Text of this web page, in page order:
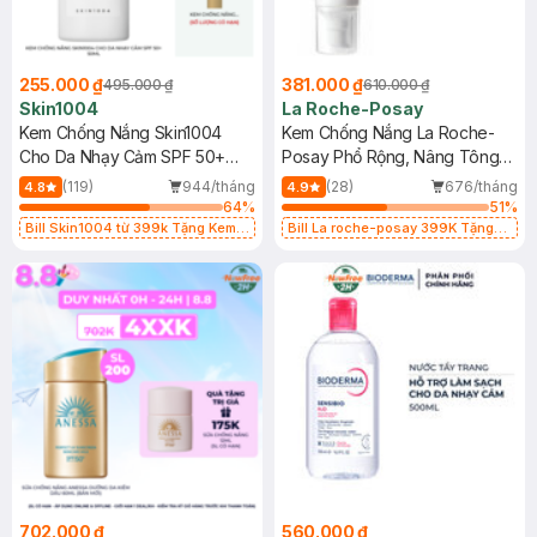
255.000 ₫495.000 ₫
Skin1004
Kem Chống Nắng Skin1004
Cho Da Nhạy Cảm SPF 50+
50ml
4.8 (119)
944/tháng
64%
Bill Skin1004 từ 399k Tặng Kem
SPF 50+ 20ml (SL Có Hạn)
381.000 ₫610.000 ₫
La Roche-Posay
Kem Chống Nắng La Roche-
Posay Phổ Rộng, Nâng Tông
Kiềm Dầu 50ml
4.9 (28)
676/tháng
51%
Bill La roche-posay 399K Tặng
(SL có hạn)
702.000 ₫ 560.000 ₫